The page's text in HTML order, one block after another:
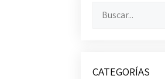
Buscar:
CATEGORÍAS